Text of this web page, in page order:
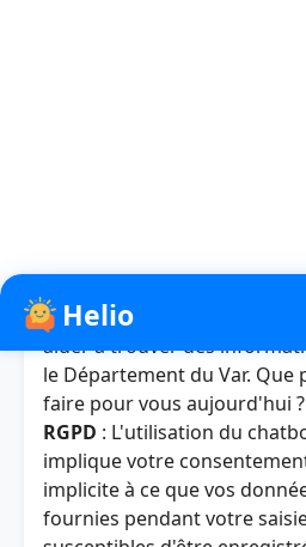
Helio fenêtre de
Bonjour, je suis Helio. Je
aider à trouver des
le Département du Var. Que
faire pour vous aujourd'hui ?
RGPD : L'utilisation du
implique votre
implicite à ce que vos
fournies pendant votre